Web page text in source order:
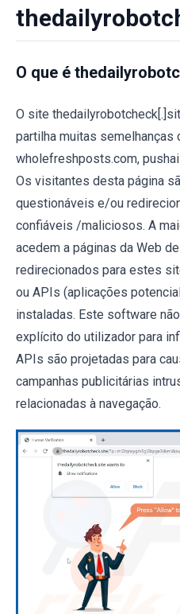
O que é
O site
partilha muitas
wholefreshposts.com,
Os visitantes desta página
questionáveis ​​e/ou
confiáveis ​/maliciosos. A
acedem a páginas da Web
redirecionados para estes
ou APIs (aplicações
instaladas. Este software
explícito do utilizador para
APIs são projetadas para
campanhas publicitárias
relacionadas à navegação.